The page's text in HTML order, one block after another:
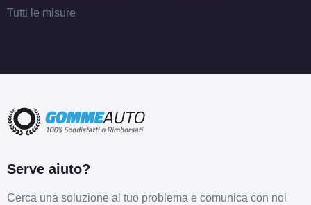
E
Tutti le misure
Serve aiuto?
Cerca una soluzione al tuo problema e comunica con noi